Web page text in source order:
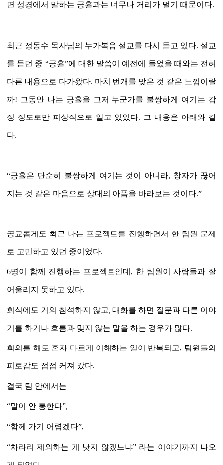
면 성경에서 말하는 긍휼과는 너무나 거리가 멀기 때문이다.
최근 정동수 목사님의 누가복음 설교를 다시 듣고 있다. 설교
를 듣던 중 “긍휼”에 대한 말씀이 예전에 들었을 때와는 전혀
다른 내용으로 다가왔다. 마치 번개를 맞은 것 같은 느낌이랄
까! 그동안 나는 긍휼을 그저 누군가를 불쌍하게 여기는 감
정 정도로만 피상적으로 알고 있었다. 그 내용은 아래와 같
다.
“긍휼은 단순히 불쌍하게 여기는 것이 아니라, 창자가 끊어
지는 것 같은 마음으로 상대의 아픔을 바라보는 것이다.”
공교롭게도 최근 나는 프로젝트를 진행하면서 한 팀원 문제
로 고민하고 있던 중이었다.
6명이 함께 진행하는 프로젝트인데, 한 팀원이 사람들과 잘
어울리지 못하고 있다.
회식에도 거의 참석하지 않고, 대화를 하면 질문과 다른 이야
기를 하거나 흐름과 맞지 않는 말을 하는 경우가 많다.
회의를 해도 혼자 다르게 이해하는 일이 반복되고, 팀원들의
피로감도 점점 커져 갔다.
결국 팀 안에서는
“말이 안 통한다”,
“함께 가기 어렵겠다”,
“차라리 제외하는 게 낫지 않겠느냐” 라는 이야기까지 나오